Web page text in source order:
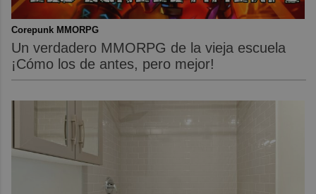
Corepunk MMORPG
Un verdadero MMORPG de la vieja escuela
¡Cómo los de antes, pero mejor!